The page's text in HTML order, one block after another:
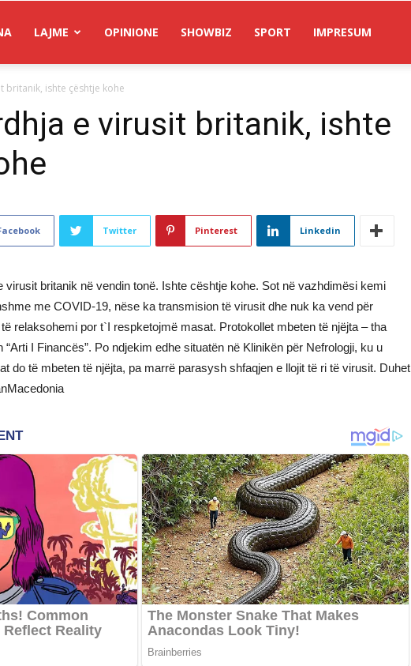
LAJME OPINIONE SHOWBIZ SPORT IMPRESUM
britanik, ishte çështje kohe
e virusit britanik, ishte
Twitter Pinterest Linkedin
virusit britanik në vendin tonë. Ishte cështje kohe. Sot në vazhdimësi kemi
me COVID-19, nëse ka transmision të virusit dhe nuk ka vend për
relaksohemi por t`I respketojmë masat. Protokollet mbeten të njëjta – tha
I Financës”. Po ndjekim edhe situatën në Klinikën për Nefrologji, ku u
do të mbeten të njëjta, pa marrë parasysh shfaqjen e llojit të ri të virusit. Duhet